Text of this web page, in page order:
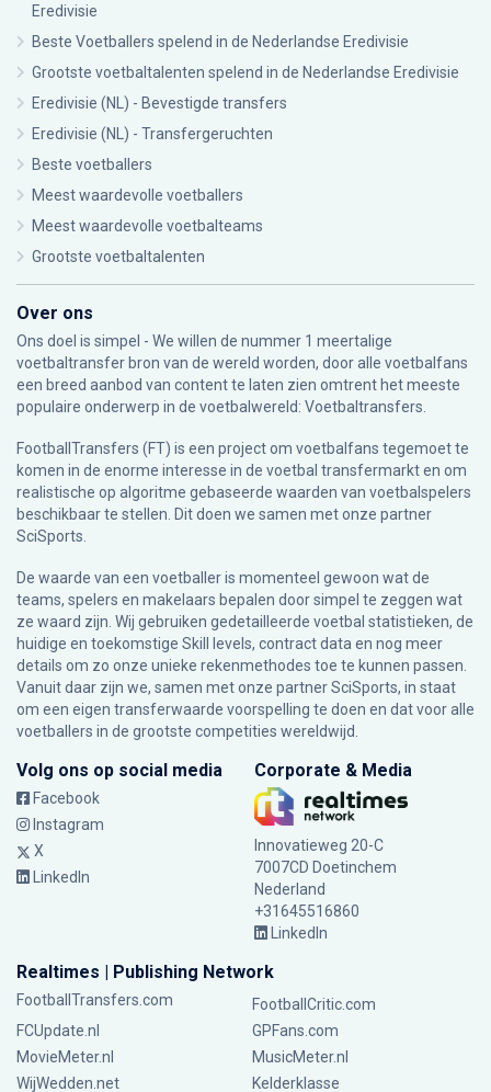
Eredivisie
Beste Voetballers spelend in de Nederlandse Eredivisie
Grootste voetbaltalenten spelend in de Nederlandse Eredivisie
Eredivisie (NL) - Bevestigde transfers
Eredivisie (NL) - Transfergeruchten
Beste voetballers
Meest waardevolle voetballers
Meest waardevolle voetbalteams
Grootste voetbaltalenten
Over ons
Ons doel is simpel - We willen de nummer 1 meertalige
voetbaltransfer bron van de wereld worden, door alle voetbalfans
een breed aanbod van content te laten zien omtrent het meeste
populaire onderwerp in de voetbalwereld: Voetbaltransfers.
FootballTransfers (FT) is een project om voetbalfans tegemoet te
komen in de enorme interesse in de voetbal transfermarkt en om
realistische op algoritme gebaseerde waarden van voetbalspelers
beschikbaar te stellen. Dit doen we samen met onze partner
SciSports
De waarde van een voetballer is momenteel gewoon wat de
teams, spelers en makelaars bepalen door simpel te zeggen wat
ze waard zijn. Wij gebruiken gedetailleerde voetbal statistieken, de
huidige en toekomstige Skill levels, contract data en nog meer
details om zo onze unieke rekenmethodes toe te kunnen passen.
Vanuit daar zijn we, samen met onze partner SciSports, in staat
om een eigen transferwaarde voorspelling te doen en dat voor alle
voetballers in de grootste competities wereldwijd.
Volg ons op social media
Facebook
Instagram
X
LinkedIn
Corporate & Media
Innovatieweg 20-C
7007CD Doetinchem
Nederland
+31645516860
LinkedIn
Realtimes | Publishing Network
FootballTransfers.com
FootballCritic.com
FCUpdate.nl
GPFans.com
MovieMeter.nl
MusicMeter.nl
WijWedden.net
Kelderklasse